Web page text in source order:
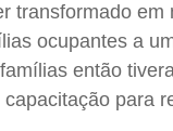
transformado
ocupantes a
então
para